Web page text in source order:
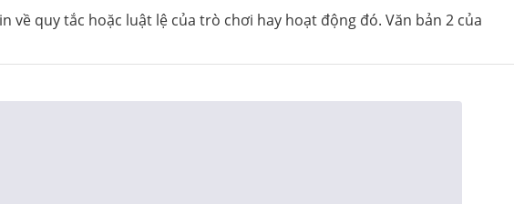
quy tắc hoặc luật lệ của trò chơi hay hoạt động đó. Văn bản 2 của